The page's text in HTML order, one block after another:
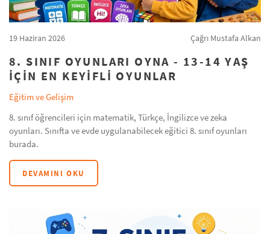
19 Haziran 2026 Çağrı Mustafa Alkan
8. SINIF OYUNLARI OYNA - 13-14 YAŞ
IÇIN EN KEYIFLI OYUNLAR
Eğitim ve Gelişim
8. sınıf öğrencileri için matematik, Türkçe, İngilizce ve zeka
oyunları. Sınıfta ve evde uygulanabilecek eğitici 8. sınıf oyunları
burada.
DEVAMINI OKU